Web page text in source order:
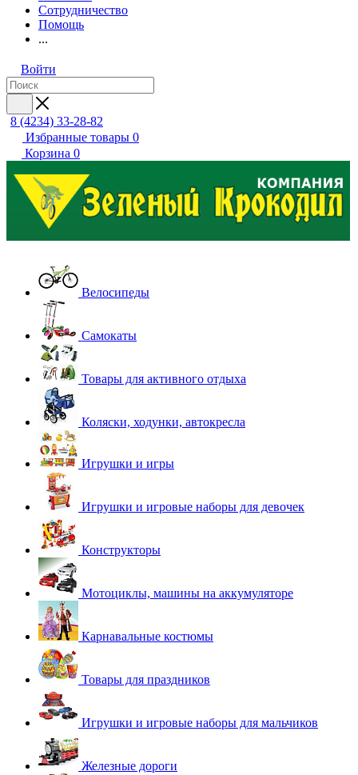
Сотрудничество
Помощь
...
Войти
8 (4234) 33-28-82
Избранные товары 0
Корзина 0
Велосипеды
Самокаты
Товары для активного отдыха
Коляски, ходунки, автокресла
Игрушки и игры
Игрушки и игровые наборы для девочек
Конструкторы
Мотоциклы, машины на аккумуляторе
Карнавальные костюмы
Товары для праздников
Игрушки и игровые наборы для мальчиков
Железные дороги